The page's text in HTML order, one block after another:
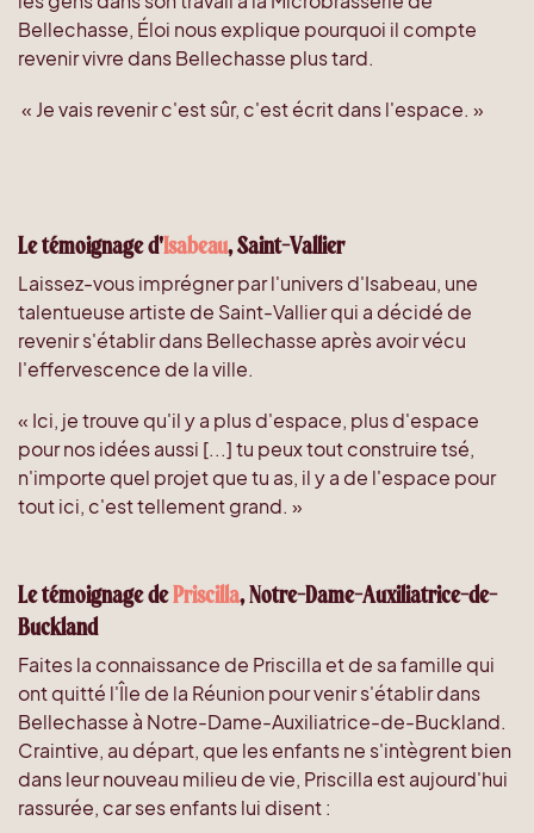
Bellechasse, Éloi nous explique pourquoi il compte
revenir vivre dans Bellechasse plus tard.
« Je vais revenir c'est sûr, c'est écrit dans l'espace. »
Le témoignage d'Isabeau, Saint-Vallier
Laissez-vous imprégner par l'univers d'Isabeau, une
talentueuse artiste de Saint-Vallier qui a décidé de
revenir s'établir dans Bellechasse après avoir vécu
l'effervescence de la ville.
« Ici, je trouve qu'il y a plus d'espace, plus d'espace
pour nos idées aussi [...] tu peux tout construire tsé,
n'importe quel projet que tu as, il y a de l'espace pour
tout ici, c'est tellement grand. »
Le témoignage dePriscilla, Notre-Dame-Auxiliatrice-de-
Buckland
Faites la connaissance de Priscilla et de sa famille qui
ont quitté l'Île de la Réunion pour venir s'établir dans
Bellechasse à Notre-Dame-Auxiliatrice-de-Buckland.
Craintive, au départ, que les enfants ne s'intègrent bien
dans leur nouveau milieu de vie, Priscilla est aujourd'hui
rassurée, car ses enfants lui disent :